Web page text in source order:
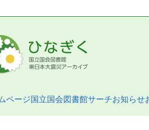
ページ国立国会図書館サーチお知らせ